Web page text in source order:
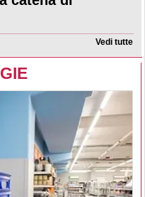
Vedi tutte